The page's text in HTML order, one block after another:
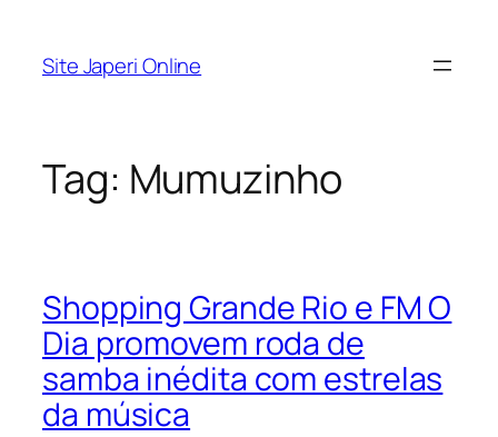
Site Japeri Online
Tag: Mumuzinho
Shopping Grande Rio e FM O
Dia promovem roda de
samba inédita com estrelas
da música